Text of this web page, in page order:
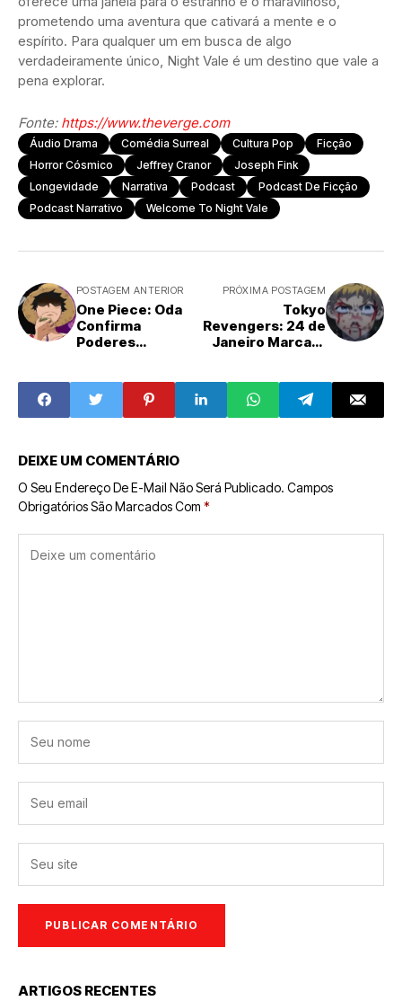
prometendo uma aventura que cativará a mente e o
espírito. Para qualquer um em busca de algo
verdadeiramente único, Night Vale é um destino que vale a
pena explorar.
Fonte: https://www.theverge.com
Áudio Drama Comédia Surreal Cultura Pop
Ficção
Horror Cósmico
Jeffrey Cranor
Joseph Fink
Longevidade
Narrativa Podcast
Podcast De Ficção
Podcast Narrativo
Welcome To Night Vale
POSTAGEM ANTERIOR
One Piece: Oda
Confirma
Poderes
Haki
PRÓXIMA POSTAGEM
Tokyo
Revengers: 24 de
Janeiro Marcará
a Próxima
Temporada
DEIXE UM COMENTÁRIO
O Seu Endereço De E-Mail Não Será Publicado. Campos
Obrigatórios São Marcados Com *
ARTIGOS RECENTES